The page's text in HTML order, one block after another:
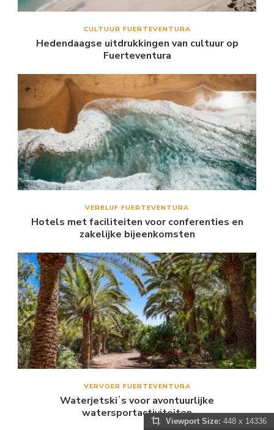
CULTUUR FUERTEVENTURA
Hedendaagse uitdrukkingen van cultuur op
Fuerteventura
VERBLIJF FUERTEVENTURA
Hotels met faciliteiten voor conferenties en
zakelijke bijeenkomsten
VERVOER FUERTEVENTURA
Waterjetskiʼs voor avontuurlijke
watersportactiviteiten
Viewport Size: 448 x 14336